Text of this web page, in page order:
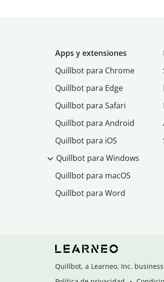
Apps y extensiones
Quillbot para Chrome
Quillbot para Edge
Quillbot para Safari
Quillbot para Android
Quillbot para iOS
Quillbot para Windows
Quillbot para macOS
Quillbot para Word
Quillbot, a Learneo, Inc. business